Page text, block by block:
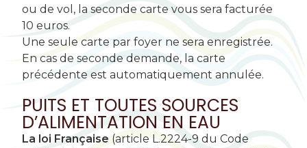
ou de vol, la seconde carte vous sera facturée
10 euros.
Une seule carte par foyer ne sera enregistrée.
En cas de seconde demande, la carte
précédente est automatiquement annulée.
PUITS ET TOUTES SOURCES
D’ALIMENTATION EN EAU
La loi Française (article L.2224-9 du Code